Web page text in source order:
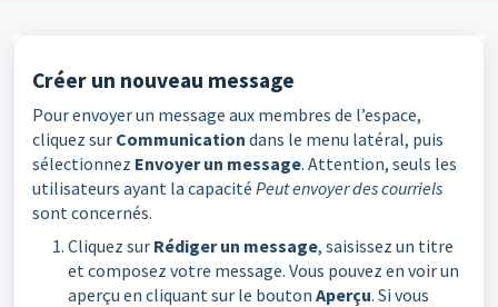
Créer un nouveau message
Pour envoyer un message aux membres de l’espace,
cliquez sur Communication dans le menu latéral, puis
sélectionnez Envoyer un message. Attention, seuls les
utilisateurs ayant la capacité Peut envoyer des courriels
sont concernés.
Cliquez sur Rédiger un message, saisissez un titre
et composez votre message. Vous pouvez en voir un
aperçu en cliquant sur le bouton Aperçu. Si vous